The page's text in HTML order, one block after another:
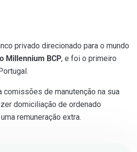
privado direcionado para o mundo
Millennium BCP, e foi o primeiro
comissões de manutenção na sua
domiciliação de ordenado
remuneração extra.